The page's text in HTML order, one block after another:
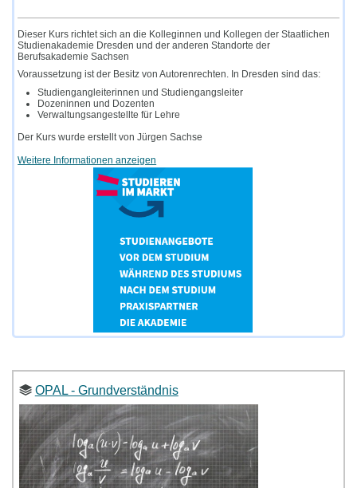
Dieser Kurs richtet sich an die Kolleginnen und Kollegen der Staatlichen
Studienakademie Dresden und der anderen Standorte der
Berufsakademie Sachsen
Voraussetzung ist der Besitz von Autorenrechten. In Dresden sind das:
Studiengangleiterinnen und Studiengangsleiter
Dozeninnen und Dozenten
Verwaltungsangestellte für Lehre
Der Kurs wurde erstellt von Jürgen Sachse
Weitere Informationen anzeigen
OPAL - Grundverständnis